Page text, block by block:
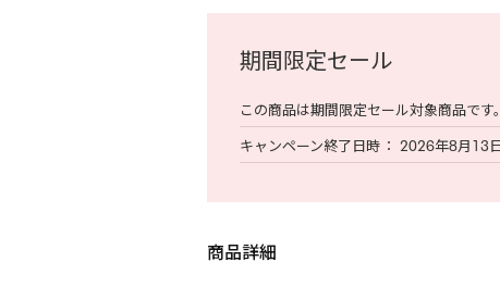
期間限定セール
この商品は期間限定セール対象商品です。
キャンペーン終了日時
2026年8月13
商品詳細